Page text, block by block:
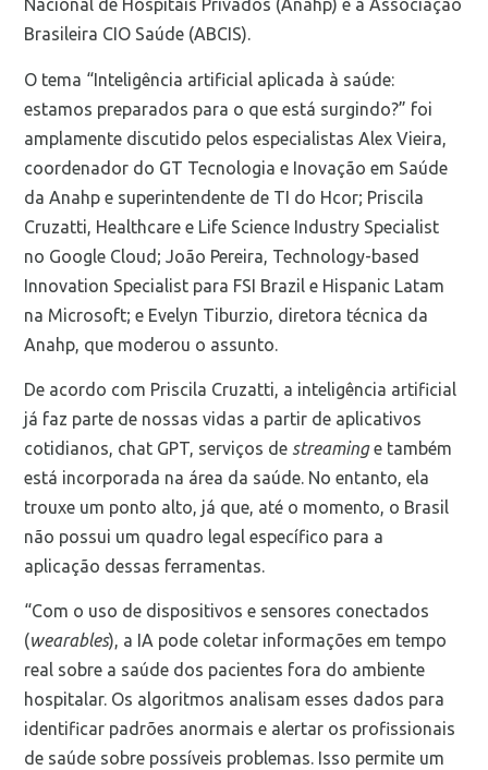
Nacional de Hospitais Privados (Anahp) e a Associação
Brasileira CIO Saúde (ABCIS).
O tema “Inteligência artificial aplicada à saúde:
estamos preparados para o que está surgindo?” foi
amplamente discutido pelos especialistas Alex Vieira,
coordenador do GT Tecnologia e Inovação em Saúde
da Anahp e superintendente de TI do Hcor; Priscila
Cruzatti, Healthcare e Life Science Industry Specialist
no Google Cloud; João Pereira, Technology-based
Innovation Specialist para FSI Brazil e Hispanic Latam
na Microsoft; e Evelyn Tiburzio, diretora técnica da
Anahp, que moderou o assunto.
De acordo com Priscila Cruzatti, a inteligência artificial
já faz parte de nossas vidas a partir de aplicativos
cotidianos, chat GPT, serviços de streaminge também
está incorporada na área da saúde. No entanto, ela
trouxe um ponto alto, já que, até o momento, o Brasil
não possui um quadro legal específico para a
aplicação dessas ferramentas.
“Com o uso de dispositivos e sensores conectados
(wearables), a IA pode coletar informações em tempo
real sobre a saúde dos pacientes fora do ambiente
hospitalar. Os algoritmos analisam esses dados para
identificar padrões anormais e alertar os profissionais
de saúde sobre possíveis problemas. Isso permite um